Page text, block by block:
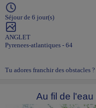
Séjour de 6 jour(s)
ANGLET
Pyrenees-atlantiques - 64
Tu adores franchir des obstacles
Au fil de